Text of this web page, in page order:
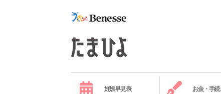
妊娠早見表 お金・手続